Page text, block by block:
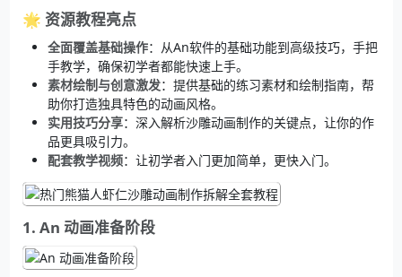
🌟 资源教程亮点
全面覆盖基础操作：从An软件的基础功能到高级技巧，手把
手教学，确保初学者都能快速上手。
素材绘制与创意激发：提供基础的练习素材和绘制指南，帮
助你打造独具特色的动画风格。
实用技巧分享：深入解析沙雕动画制作的关键点，让你的作
品更具吸引力。
配套教学视频：让初学者入门更加简单，更快入门。
1. An 动画准备阶段